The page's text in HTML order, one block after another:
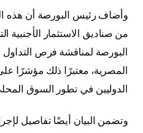
وأضاف رئيس البورصة أن هذه
من صناديق الاستثمار
البورصة لمناقشة فرص
المصرية، معتبرًا ذلك مؤشرًا
الدوليين في تطور السوق
وتضمن البيان أيضًا تفاصيل